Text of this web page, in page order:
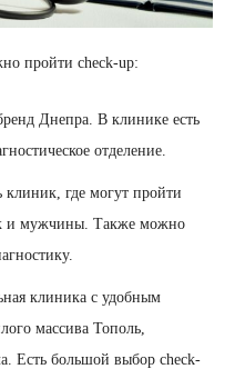
пройти check-up:
Днепра. В клинике есть
отделение.
клиник, где могут пройти
и мужчины. Также можно
клиника с удобным
массива Тополь,
Есть большой выбор check-